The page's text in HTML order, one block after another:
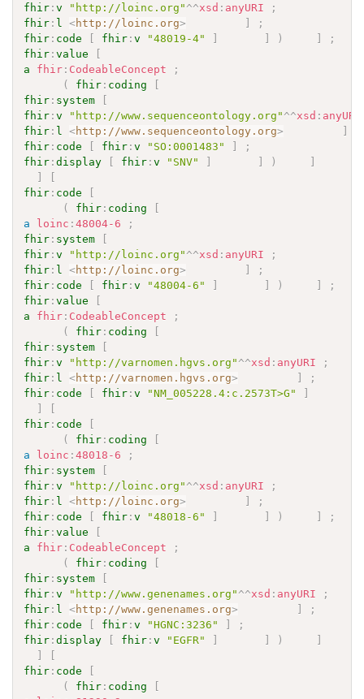
fhir :v "http://loinc.org" ^^xsd : anyURI
;
fhir : l <http://loinc.org> ]
;
fhir : code [ fhir :v "48019-4" ] ] ) ]
;
fhir :value
[
a
fhir : CodeableConcept
;
(
fhir : coding
[
fhir : system
[
fhir :v "http://www.sequenceontology.org" ^^xsd : anyURI
fhir : l <http://www.sequenceontology.org> ]
fhir : code [ fhir :v "SO:0001483" ]
;
fhir :display [ fhir :v "SNV" ] ] )
]
]
[
fhir : code
[
(
fhir : coding
[
a
loinc :48004-6
;
fhir : system
[
fhir :v "http://loinc.org" ^^xsd : anyURI
;
fhir : l <http://loinc.org> ]
;
fhir : code [ fhir :v "48004-6" ] ] ) ]
;
fhir :value
[
a
fhir : CodeableConcept
;
(
fhir : coding
[
fhir : system
[
fhir :v "http://varnomen.hgvs.org" ^^xsd : anyURI
;
fhir : l <http://varnomen.hgvs.org> ]
;
fhir : code [ fhir :v "NM_005228.4:c.2573T>G" ]
]
[
fhir : code
[
(
fhir : coding
[
a
loinc :48018-6
;
fhir : system
[
fhir :v "http://loinc.org" ^^xsd : anyURI
;
fhir : l <http://loinc.org> ]
;
fhir : code [ fhir :v "48018-6" ] ] ) ]
;
fhir :value
[
a
fhir : CodeableConcept
;
(
fhir : coding
[
fhir : system
[
fhir :v "http://www.genenames.org" ^^xsd : anyURI
;
fhir : l <http://www.genenames.org> ]
;
fhir : code [ fhir :v "HGNC:3236" ]
;
fhir :display [ fhir :v "EGFR" ] ] )
]
]
[
fhir : code
[
(
fhir : coding
[